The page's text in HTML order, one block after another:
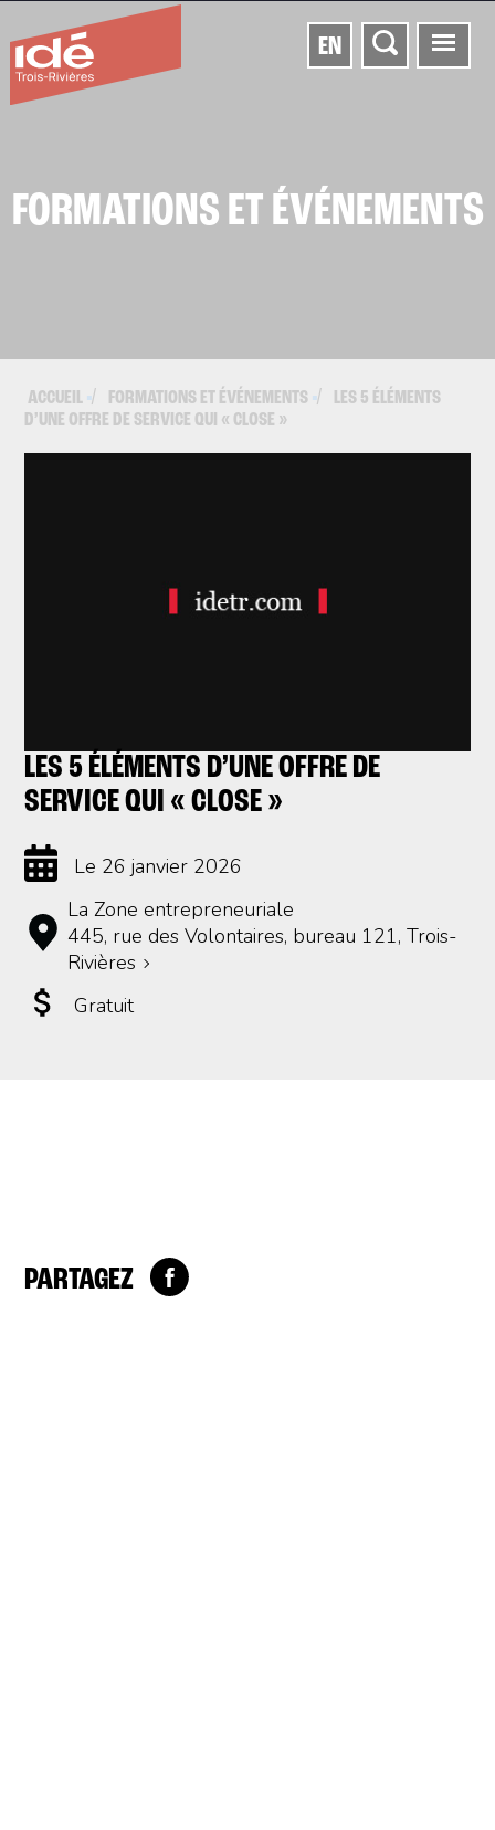
EN
FORMATIONS ET ÉVÉNEMENTS
ACCUEIL ▪ FORMATIONS ET ÉVÉNEMENTS ▪
LES 5 ÉLÉMENTS
D’UNE OFFRE DE SERVICE QUI « CLOSE »
LES 5 ÉLÉMENTS D’UNE OFFRE DE
SERVICE QUI « CLOSE »
Le 26 janvier 2026
La Zone entrepreneuriale
445, rue des Volontaires, bureau 121, Trois-
Rivières
Gratuit
PARTAGEZ